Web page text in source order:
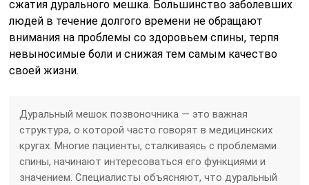
сжатия дурального мешка. Большинство заболевших
людей в течение долгого времени не обращают
внимания на проблемы со здоровьем спины, терпя
невыносимые боли и снижая тем самым качество
своей жизни.
Дуральный мешок позвоночника — это важная
структура, о которой часто говорят в медицинских
кругах. Многие пациенты, сталкиваясь с проблемами
спины, начинают интересоваться его функциями и
значением. Специалисты объясняют, что дуральный